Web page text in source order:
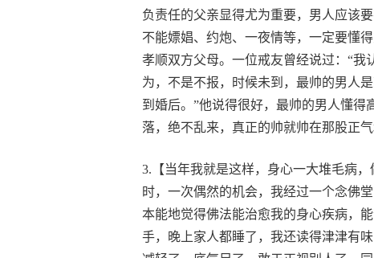
负责任的父亲显得尤为重要，男人应该
不能嫖娼、约炮、一夜情等，一定要懂
孝顺双方父母。一位戒友曾经说过：“
为，不是不报，时候未到，最帅的男人
到婚后。”他说得很好，最帅的男人懂
落，绝不乱来，真正的帅就帅在那股正气
3.【当年我就是这样，身心一大堆毛病
时，一次偶然的机会，我经过一个念佛
本能地觉得佛法能治愈我的身心疾病，
手，晚上家人都睡了，我还读得津津有